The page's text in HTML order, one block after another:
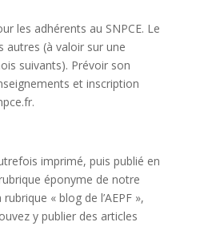
les adhérents au SNPCE. Le
autres (à valoir sur une
suivants). Prévoir son
et inscription
imprimé, puis publié en
éponyme de notre
« blog de l’AEPF »,
y publier des articles